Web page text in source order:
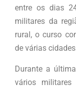
entre os dias
militares da
rural, o curso
de várias
Durante a
vários militares